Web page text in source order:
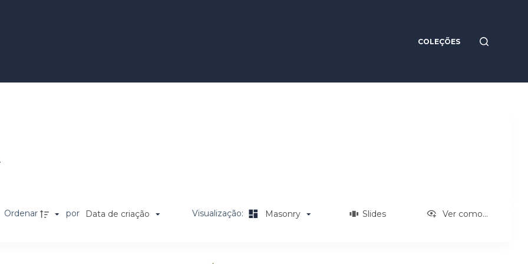
COLEÇÕES
Ordenar por Data de criação Visualização: Masonry Slides Ver como...